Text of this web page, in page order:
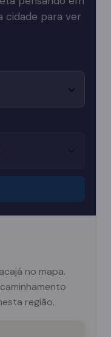
cidade para ver
no mapa.
região.